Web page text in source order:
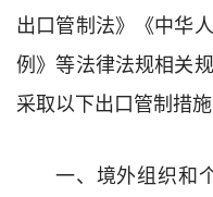
出口管制法》《中华
例》等法律法规相关
采取以下出口管制措
一、境外组织和